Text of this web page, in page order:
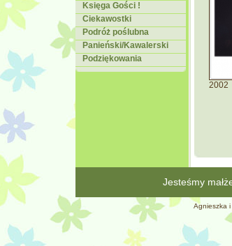
Księga Gości !
Ciekawostki
Podróż poślubna
Panieński/Kawalerski
Podziękowania
2002
Jesteśmy
Agnieszka